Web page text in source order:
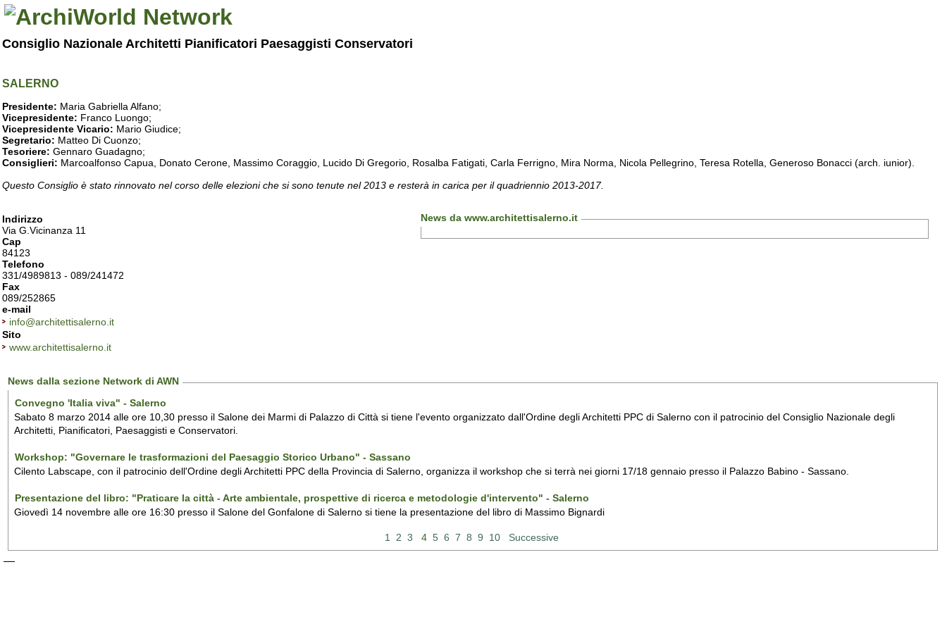
Consiglio Nazionale Architetti Pianificatori Paesaggisti Conservatori
SALERNO
Presidente: Maria Gabriella Alfano;
Vicepresidente: Franco Luongo;
Vicepresidente Vicario: Mario Giudice;
Segretario: Matteo Di Cuonzo;
Tesoriere: Gennaro Guadagno;
Consiglieri: Marcoalfonso Capua, Donato Cerone, Massimo Coraggio, Lucido Di Gregorio, Rosalba Fatigati, Carla Ferrigno, Mira Norma, Nicola Pellegrino, Teresa Rotella, Generoso Bonacci (arch. iunior).
Questo Consiglio è stato rinnovato nel corso delle elezioni che si sono tenute nel 2013 e resterà in carica per il quadriennio 2013-2017.
Indirizzo
Via G.Vicinanza 11
Cap
84123
Telefono
331/4989813 - 089/241472
Fax
089/252865
e-mail
info@architettisalerno.it
Sito
www.architettisalerno.it
News da www.architettisalerno.it
News dalla sezione Network di AWN
Convegno 'Italia viva" - Salerno
Sabato 8 marzo 2014 alle ore 10,30 presso il Salone dei Marmi di Palazzo di Città si tiene l'evento organizzato dall'Ordine degli Architetti PPC di Salerno con il patrocinio del Consiglio Nazionale degli
Architetti, Pianificatori, Paesaggisti e Conservatori.
Workshop: "Governare le trasformazioni del Paesaggio Storico Urbano" - Sassano
Cilento Labscape, con il patrocinio dell'Ordine degli Architetti PPC della Provincia di Salerno, organizza il workshop che si terrà nei giorni 17/18 gennaio presso il Palazzo Babino - Sassano.
Presentazione del libro: "Praticare la città - Arte ambientale, prospettive di ricerca e metodologie d'intervento" - Salerno
Giovedì 14 novembre alle ore 16:30 presso il Salone del Gonfalone di Salerno si tiene la presentazione del libro di Massimo Bignardi
1 2 3 4 5 6 7 8 9 10 Successive